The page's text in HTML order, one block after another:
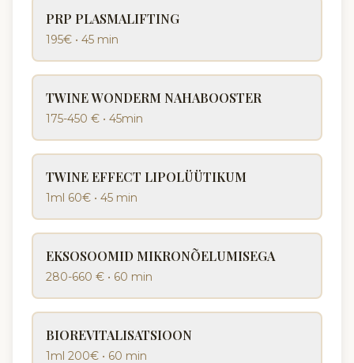
PRP PLASMALIFTING
195€ • 45 min
TWINE WONDERM NAHABOOSTER
175-450 € • 45min
TWINE EFFECT LIPOLÜÜTIKUM
1ml 60€ • 45 min
EKSOSOOMID MIKRONÕELUMISEGA
280-660 € • 60 min
BIOREVITALISATSIOON
1ml 200€ • 60 min